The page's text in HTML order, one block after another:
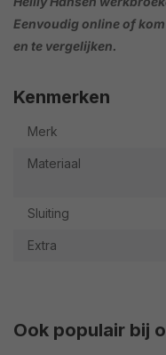
Eenvoudig online of
en te vergelijken.
Kenmerken
Merk
Materiaal
Sluiting
Extra
Ook populair bij